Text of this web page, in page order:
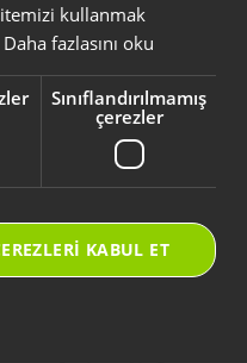
için tasarlanmıştır.
Arzum Destek
kullanmak
Daha fazlasını oku
Sınıflandırılmamış
çerezler
KABUL ET